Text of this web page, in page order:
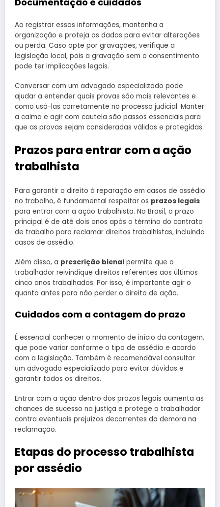
Ao registrar essas informações, mantenha a
organização e proteja os dados para evitar alterações
ou perda. Caso opte por gravações, verifique a
legislação local, pois a gravação sem o consentimento
pode ter implicações legais.
Conversar com um advogado especializado pode
ajudar a entender quais provas são mais relevantes e
como usá-las corretamente no processo judicial. Manter
a calma e agir com cautela são passos essenciais para
que as provas sejam consideradas válidas e protegidas.
Prazos para entrar com a ação
trabalhista
Para garantir o direito à reparação em casos de assédio
no trabalho, é fundamental respeitar os prazos legais
para entrar com a ação trabalhista. No Brasil, o prazo
principal é de até dois anos após o término do contrato
de trabalho para reclamar direitos trabalhistas, incluindo
casos de assédio.
Além disso, a prescrição bienal permite que o
trabalhador reivindique direitos referentes aos últimos
cinco anos trabalhados. Por isso, é importante agir o
quanto antes para não perder o direito de ação.
Cuidados com a contagem do prazo
É essencial conhecer o momento de início da contagem,
que pode variar conforme o tipo de assédio e acordo
com a legislação. Também é recomendável consultar
um advogado especializado para evitar dúvidas e
garantir todos os direitos.
Entrar com a ação dentro dos prazos legais aumenta as
chances de sucesso na justiça e protege o trabalhador
contra eventuais prejuízos decorrentes da demora na
reclamação.
Etapas do processo trabalhista
por assédio